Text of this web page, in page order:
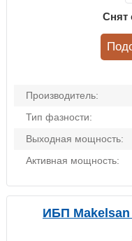
Производитель:
Тип фазности:
Выходная мощность:
Активная мощность:
Снят
ИБП Makelsan